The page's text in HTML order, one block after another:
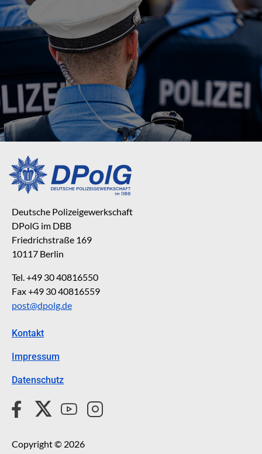
Deutsche Polizeigewerkschaft
DPolG im DBB
Friedrichstraße 169
10117 Berlin
Tel. +49 30 40816550
Fax +49 30 40816559
post@dpolg.de
Kontakt
Impressum
Datenschutz
Copyright © 2026